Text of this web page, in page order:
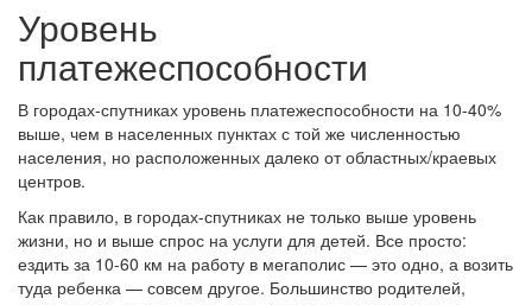
Уровень
платежеспособности
В городах-спутниках уровень платежеспособности на 10-40%
выше, чем в населенных пунктах с той же численностью
населения, но расположенных далеко от областных/краевых
центров.
Как правило, в городах-спутниках не только выше уровень
жизни, но и выше спрос на услуги для детей. Все просто:
ездить за 10-60 км на работу в мегаполис — это одно, а возить
туда ребенка — совсем другое. Большинство родителей,